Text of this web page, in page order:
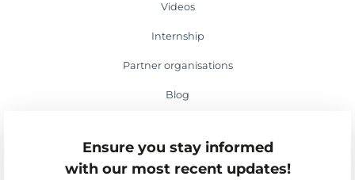
Ensure you stay informed
with our most recent updates!
Videos
Internship
Partner organisations
Blog
Events